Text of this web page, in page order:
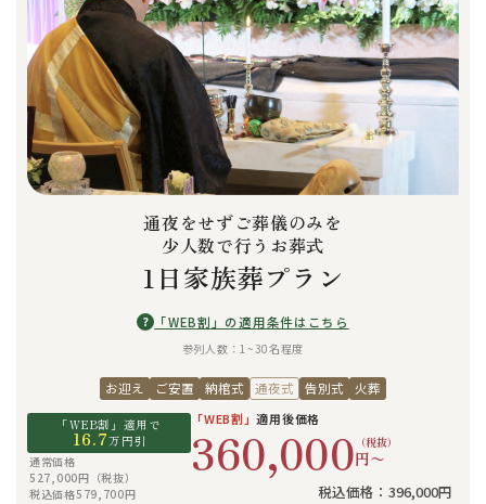
通夜をせずご葬儀のみを
少人数で行うお葬式
1日家族葬プラン
? 「WEB割」の適用条件はこちら
参列人数：1~30名程度
お迎え ご安置 納棺式 通夜式 告別式 火葬
「WEB割」適用で
16.7万円引
通常価格
527,000円（税抜）
税込価格579,700円
「WEB割」適用後価格
360,000 （税抜）
円〜
税込価格：396,000円